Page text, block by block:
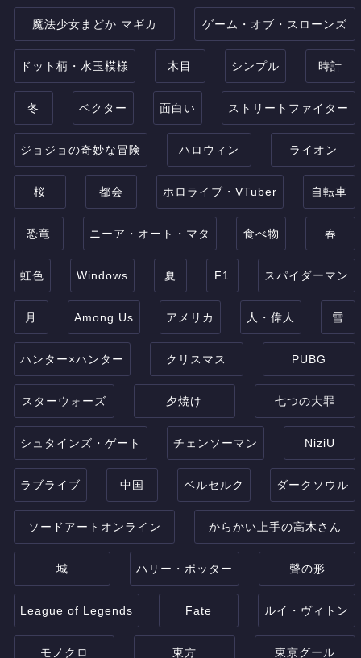
魔法少女まどか マギカ ゲーム・オブ・スローンズ
ドット柄・水玉模様 木目 シンプル 時計
冬 ベクター 面白い ストリートファイター
ジョジョの奇妙な冒険 ハロウィン ライオン
桜 都会 ホロライブ・VTuber 自転車
恐竜 ニーア・オート・マタ 食べ物 春
虹色 Windows 夏 F1 スパイダーマン
月 Among Us アメリカ 人・偉人 雪
ハンター×ハンター クリスマス PUBG
スターウォーズ 夕焼け 七つの大罪
シュタインズ・ゲート チェンソーマン NiziU
ラブライブ 中国 ベルセルク ダークソウル
ソードアートオンライン からかい上手の高木さん
城 ハリー・ポッター 聲の形
League of Legends Fate ルイ・ヴィトン
モノクロ 東方 東京グール